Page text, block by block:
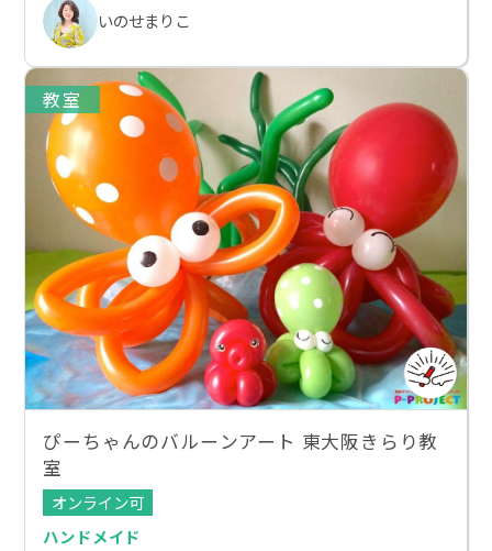
いのせまりこ
教室
ぴーちゃんのバルーンアート 東大阪きらり教
室
オンライン可
ハンドメイド